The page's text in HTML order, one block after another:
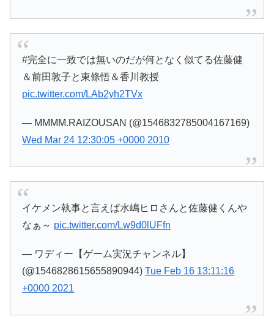
#完全に一致では無いのだが何となく似てる佐藤健
＆前田敦子と東條悟＆香川教授
pic.twitter.com/LAb2yh2TVx
— MMMM.RAIZOUSAN (@1546832785004167169)
Wed Mar 24 12:30:05 +0000 2010
イケメン執事と言えば水嶋ヒロさんと佐藤健くんや
なぁ～ pic.twitter.com/Lw9d0lUFfn
— ワディー【ゲーム実況チャンネル】
(@1546828615655890944)Tue Feb 16 13:11:16
+0000 2021